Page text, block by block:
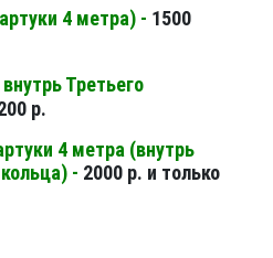
4 метра) - 1500
Третьего
р.
4 метра (внутрь
- 2000 р. и только